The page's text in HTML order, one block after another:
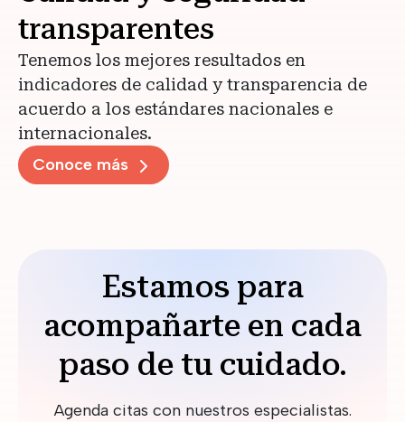
transparentes
Tenemos los mejores resultados en
indicadores de calidad y transparencia de
acuerdo a los estándares nacionales e
internacionales.
Conoce más
Estamos para
acompañarte en cada
paso de tu cuidado.
Agenda citas con nuestros especialistas.